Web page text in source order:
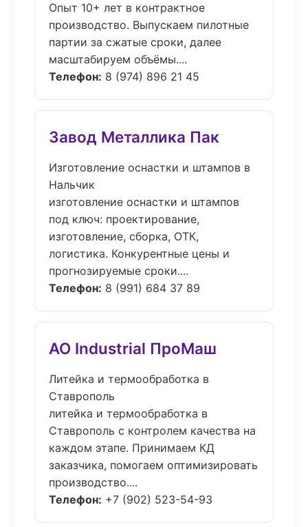
Опыт 10+ лет в контрактное
производство. Выпускаем пилотные
партии за сжатые сроки, далее
масштабируем объёмы....
Телефон: 8 (974) 896 21 45
Завод Металлика Пак
Изготовление оснастки и штампов в
Нальчик
изготовление оснастки и штампов
под ключ: проектирование,
изготовление, сборка, ОТК,
логистика. Конкурентные цены и
прогнозируемые сроки....
Телефон: 8 (991) 684 37 89
АО Industrial ПроМаш
Литейка и термообработка в
Ставрополь
литейка и термообработка в
Ставрополь с контролем качества на
каждом этапе. Принимаем КД
заказчика, помогаем оптимизировать
производство....
Телефон: +7 (902) 523-54-93